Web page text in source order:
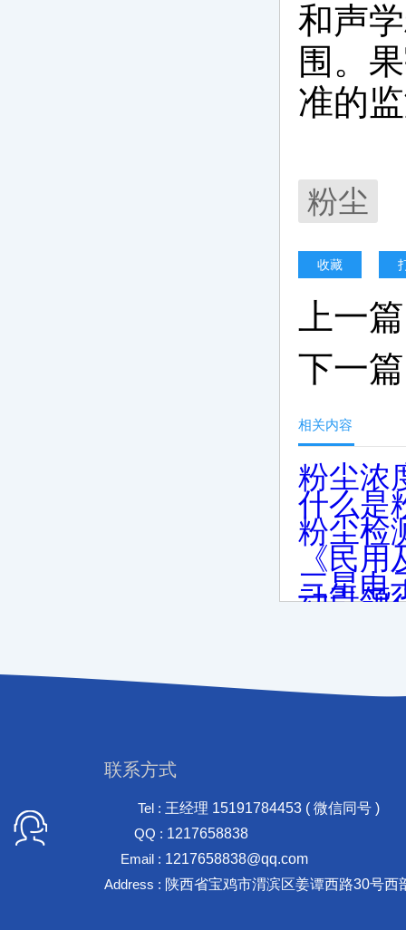
和声
围。
准的
粉尘
收藏
上一
下一
相关内容
粉尘浓
什么是
粉尘检
《民用
动引领
三星电
联系方式
Tel : 王经理 15191784453 ( 微信同号 )
QQ : 1217658838
Email : 1217658838@qq.com
Address : 陕西省宝鸡市渭滨区姜谭西路30号